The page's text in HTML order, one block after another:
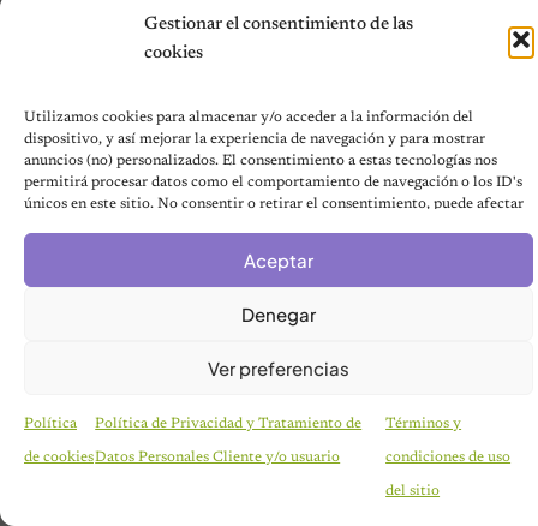
Gestionar el consentimiento de las
cookies
Utilizamos cookies para almacenar y/o acceder a la información del
dispositivo, y así mejorar la experiencia de navegación y para mostrar
anuncios (no) personalizados. El consentimiento a estas tecnologías nos
permitirá procesar datos como el comportamiento de navegación o los ID's
únicos en este sitio. No consentir o retirar el consentimiento, puede afectar
Aceptar
Denegar
Ver preferencias
Política
de cookies
Política de Privacidad y Tratamiento de
Datos Personales Cliente y/o usuario
Términos y
condiciones de uso
del sitio
HISTORIAS EMOTIVAS
Pesaba poco más de un kilo y estaba en la lista de
© 2026 Notas de Mascotas
Política de privacidad